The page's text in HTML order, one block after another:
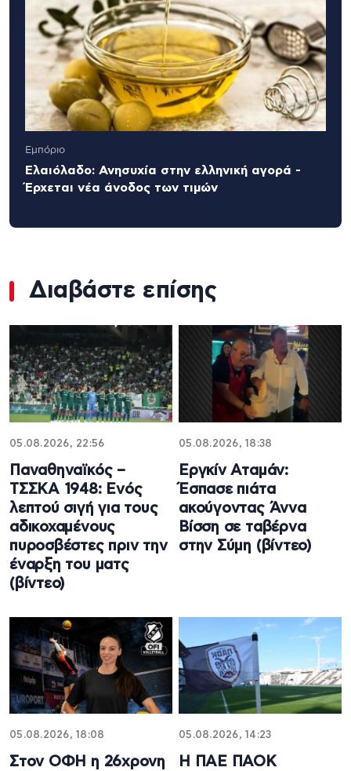
Εμπόριο
Ελαιόλαδο: Ανησυχία στην ελληνική αγορά -
Έρχεται νέα άνοδος των τιμών
Διαβάστε επίσης
05.08.2026, 22:56
Παναθηναϊκός –
ΤΣΣΚΑ 1948: Ενός
λεπτού σιγή για τους
αδικοχαμένους
πυροσβέστες πριν την
έναρξη του ματς
(βίντεο)
05.08.2026, 18:38
Εργκίν Αταμάν:
Έσπασε πιάτα
ακούγοντας Άννα
Βίσση σε ταβέρνα
στην Σύμη (βίντεο)
05.08.2026, 18:08
Στον ΟΦΗ η 26χρονη
05.08.2026, 14:23
Η ΠΑΕ ΠΑΟΚ